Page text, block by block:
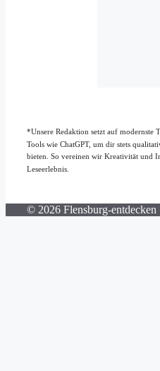
*Unsere Redaktion setzt auf modernste
Tools wie ChatGPT, um dir stets
bieten. So vereinen wir Kreativität und
Leseerlebnis.
© 2026 Flensburg-entdecken